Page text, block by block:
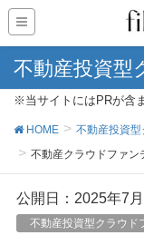
不動産投資型
※当サイトにはPRが含
HOME
不動産投資
不動産クラウドファン
公開日： 2025年7
不動産投資型クラウド